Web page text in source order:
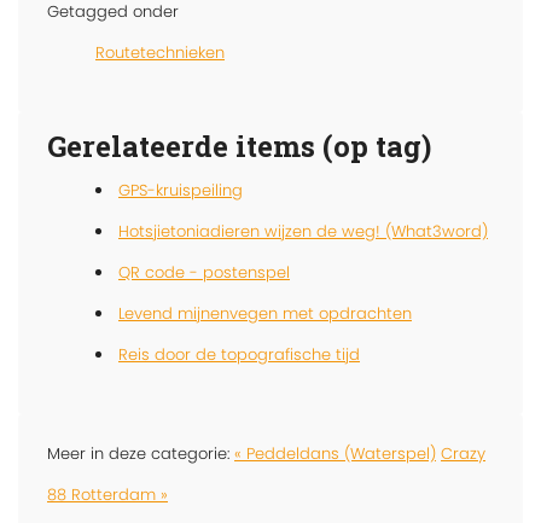
Getagged onder
Routetechnieken
Gerelateerde items (op tag)
GPS-kruispeiling
Hotsjietoniadieren wijzen de weg! (What3word)
QR code - postenspel
Levend mijnenvegen met opdrachten
Reis door de topografische tijd
Meer in deze categorie: « Peddeldans (Waterspel) Crazy
88 Rotterdam »